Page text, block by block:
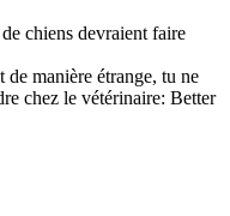
chiens devraient faire
manière étrange, tu ne
chez le vétérinaire: Better